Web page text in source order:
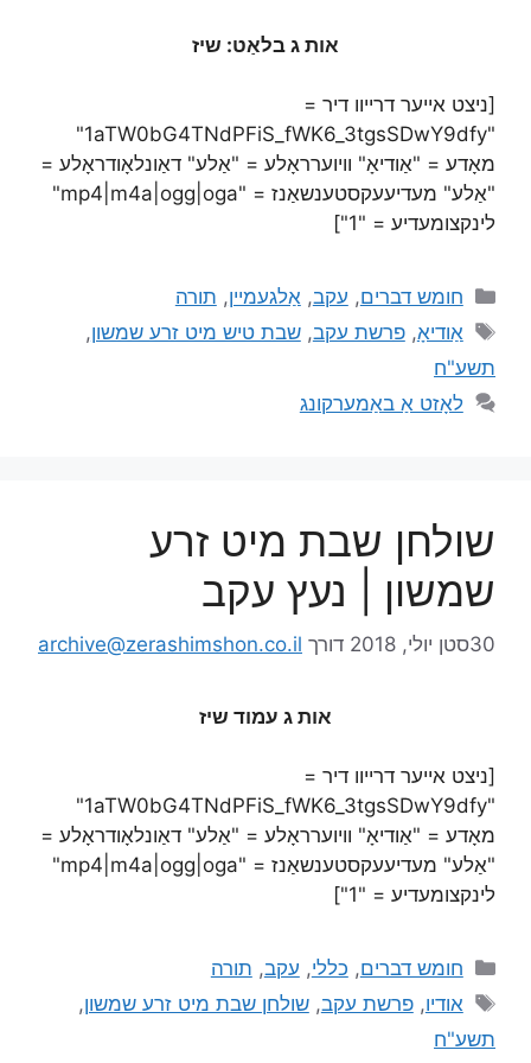
אות ג בלאַט: שיז
[ניצט אייער דרייוו דיר =
"1aTW0bG4TNdPFiS_fWK6_3tgsSDwY9dfy"
מאָדע = "אַודיאָ" וויוערראָלע = "אַלע" דאַונלאָודראָלע =
"אַלע" מעדיעעקסטענשאַנז = "mp4|m4a|ogg|oga"
לינקצומעדיע = "1"]
חומש דברים, עקב,אַלגעמיין, תורה
אַודיאָ,פרשת עקב,שבת טיש מיט זרע שמשון,
תשע"ח
לאָזט אַ באַמערקונג
שולחן שבת מיט זרע
שמשון | נעץ עקב
30סטן יולי, 2018 דורך archive@zerashimshon.co.il
אות ג עמוד שיז
[ניצט אייער דרייוו דיר =
"1aTW0bG4TNdPFiS_fWK6_3tgsSDwY9dfy"
מאָדע = "אַודיאָ" וויוערראָלע = "אַלע" דאַונלאָודראָלע =
"אַלע" מעדיעעקסטענשאַנז = "mp4|m4a|ogg|oga"
לינקצומעדיע = "1"]
חומש דברים, כללי, עקב, תורה
אודיו,פרשת עקב,שולחן שבת מיט זרע שמשון,
תשע"ח